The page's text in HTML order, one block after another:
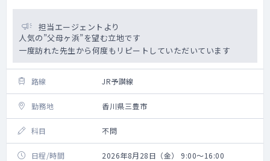
担当エージェントより
人気の”父母ヶ浜”を望む立地です
一度訪れた先生から何度もリピートしていただいています
路線 JR予讃線
勤務地 香川県三豊市
科目 不問
日程/時間 2026年8月28日（金） 9:00～16:00